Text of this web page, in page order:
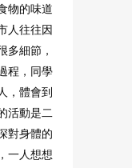
物的味道
人往往因
多細節，
程，同學
，體會到
活動是二
對身體的
一人想想